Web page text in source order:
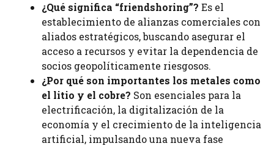
¿Qué significa “friendshoring”? Es el
establecimiento de alianzas comerciales con
aliados estratégicos, buscando asegurar el
acceso a recursos y evitar la dependencia de
socios geopolíticamente riesgosos.
¿Por qué son importantes los metales como
el litio y el cobre? Son esenciales para la
electrificación, la digitalización de la
economía y el crecimiento de la inteligencia
artificial, impulsando una nueva fase